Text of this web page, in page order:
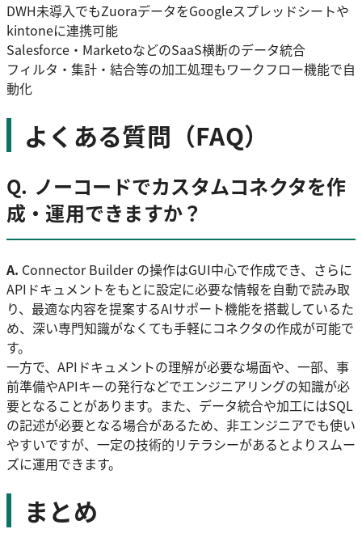
DWH未導入でもZuoraデータをGoogleスプレッドシートや
kintoneに連携可能
Salesforce・MarketoなどのSaaS横断のデータ統合
フィルタ・集計・結合等の加工処理もワークフロー機能で自
動化
よくある質問（FAQ）
Q. ノーコードでカスタムコネクタを作
成・運用できますか？
A. Connector Builder の操作はGUI中心で作成でき、さらに
APIドキュメントをもとに設定に必要な情報を自動で読み取
り、最適な内容を提案するAIサポート機能を搭載しているた
め、深い専門知識がなくても手軽にコネクタの作成が可能で
す。
一方で、APIドキュメントの理解が必要な場面や、一部、事
前準備やAPIキーの発行などでエンジニアリングの知識が必
要となることがあります。また、データ統合や加工にはSQL
の記述が必要となる場合があるため、非エンジニアでも使い
やすいですが、一定の技術的リテラシーがあるとよりスムー
ズに運用できます。
まとめ